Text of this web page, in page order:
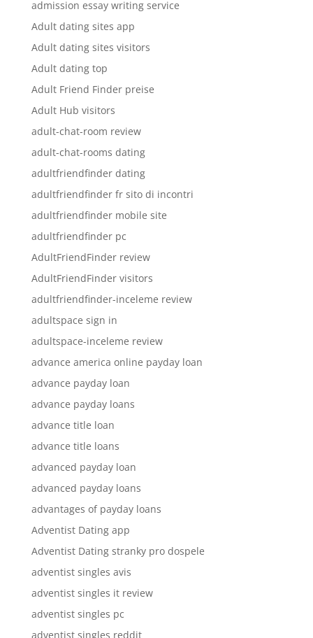
admission essay writing service
Adult dating sites app
Adult dating sites visitors
Adult dating top
Adult Friend Finder preise
Adult Hub visitors
adult-chat-room review
adult-chat-rooms dating
adultfriendfinder dating
adultfriendfinder fr sito di incontri
adultfriendfinder mobile site
adultfriendfinder pc
AdultFriendFinder review
AdultFriendFinder visitors
adultfriendfinder-inceleme review
adultspace sign in
adultspace-inceleme review
advance america online payday loan
advance payday loan
advance payday loans
advance title loan
advance title loans
advanced payday loan
advanced payday loans
advantages of payday loans
Adventist Dating app
Adventist Dating stranky pro dospele
adventist singles avis
adventist singles it review
adventist singles pc
adventist singles reddit